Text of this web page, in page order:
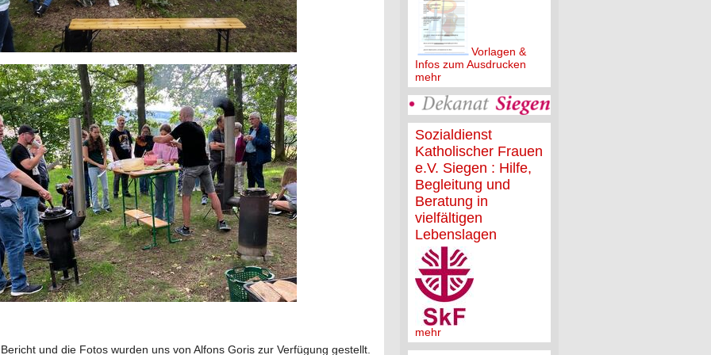
Vorlagen &
Infos zum Ausdrucken
mehr
Sozialdienst
Katholischer Frauen
e.V. Siegen : Hilfe,
Begleitung und
Beratung in
vielfältigen
Lebenslagen
mehr
und die Fotos wurden uns von Alfons Goris zur Verfügung gestellt.